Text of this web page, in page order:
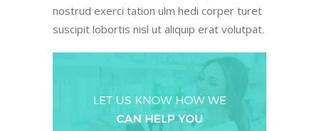
nostrud exerci tation ulm hedi corper turet
suscipit lobortis nisl ut aliquip erat volutpat.